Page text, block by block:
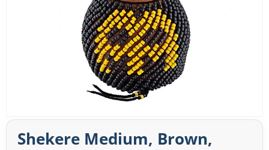
Shekere Medium, Brown,